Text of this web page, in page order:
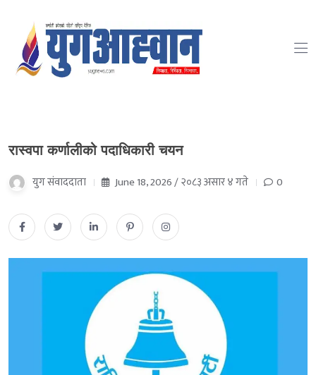
रास्वपा कर्णालीको पदाधिकारी चयन
युग संवाददाता June 18, 2026 / २०८३ असार ४ गते 0